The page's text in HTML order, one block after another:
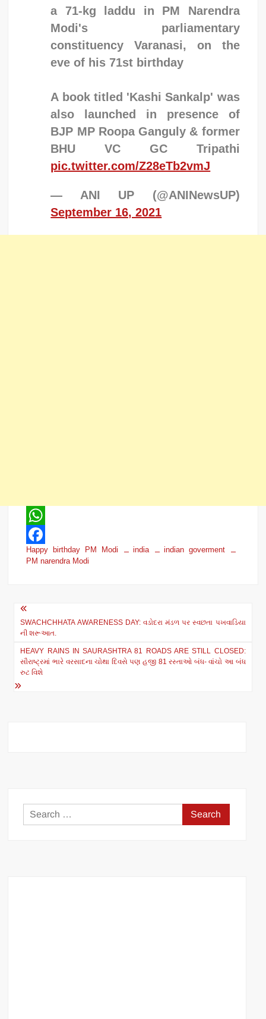
a 71-kg laddu in PM Narendra
Modi's parliamentary
constituency Varanasi, on the
eve of his 71st birthday
A book titled 'Kashi Sankalp' was
also launched in presence of
BJP MP Roopa Ganguly & former
BHU VC GC Tripathi
pic.twitter.com/Z28eTb2vmJ
— ANI UP (@ANINewsUP)
September 16, 2021
W
h
s
A
p
p
F
e
b
o
o
Happy birthday PM Modi india
indian goverment
PM narendra Modi
Post
navigation
SWACHCHHATA AWARENESS DAY: વડોદરા મંડળ પર સ્વછતા પખવાડિયા
ની શરૂઆત.
HEAVY RAINS IN SAURASHTRA 81 ROADS ARE STILL CLOSED:
સૌરાષ્ટ્રમાં ભારે વરસાદના ચોથા દિવસે પણ હજી 81 રસ્તાઓ બંધ- વાંચો આ બંધ
રુટ વિશે
Search